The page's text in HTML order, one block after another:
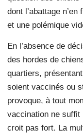
dont l’abattage
et une polémique
En l’absence de
des hordes de
quartiers,
soient vaccinés ou
provoque, à tout
vaccination ne suffit
croit pas fort. La